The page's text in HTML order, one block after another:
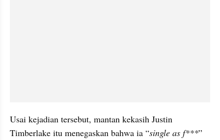
Usai kejadian tersebut, mantan kekasih Justin
Timberlake itu menegaskan bahwa ia “single as f***”